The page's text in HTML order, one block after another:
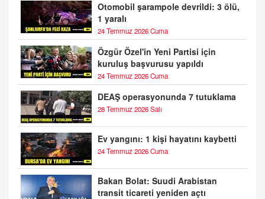
Otomobil şarampole devrildi: 3 ölü,
1 yaralı
24 Temmuz 2026 Cuma
Özgür Özel'in Yeni Partisi için
kuruluş başvurusu yapıldı
24 Temmuz 2026 Cuma
DEAŞ operasyonunda 7 tutuklama
28 Temmuz 2026 Salı
Ev yangını: 1 kişi hayatını kaybetti
24 Temmuz 2026 Cuma
Bakan Bolat: Suudi Arabistan
transit ticareti yeniden açtı